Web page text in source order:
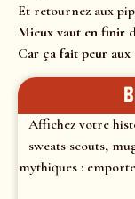
Et retournez aux
Mieux vaut en finir
Car ça fait peur aux
Affichez votre
sweats scouts,
mythiques :